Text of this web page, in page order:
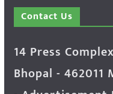
Contact Us
14 Press
Bhopal - 462011